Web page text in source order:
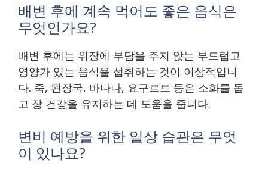
배변 후에 계속 먹어도 좋은 음식은
무엇인가요?
배변 후에는 위장에 부담을 주지 않는 부드럽고
영양가 있는 음식을 섭취하는 것이 이상적입니
다. 죽, 된장국, 바나나, 요구르트 등은 소화를 돕
고 장 건강을 유지하는 데 도움을 줍니다.
변비 예방을 위한 일상 습관은 무엇
이 있나요?